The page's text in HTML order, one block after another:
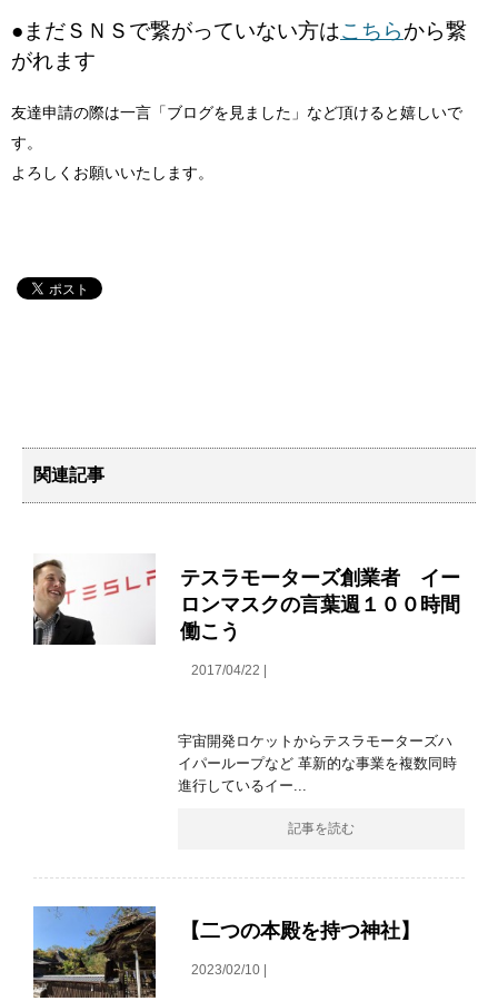
●まだＳＮＳで繋がっていない方はこちらから繋
がれます
友達申請の際は一言「ブログを見ました」など頂けると嬉しいで
す。
よろしくお願いいたします。
関連記事
テスラモーターズ創業者 イー
ロンマスクの言葉週１００時間
働こう
2017/04/22 |
宇宙開発ロケットからテスラモーターズハ
イパーループなど 革新的な事業を複数同時
進行しているイー...
記事を読む
【二つの本殿を持つ神社】
2023/02/10 |